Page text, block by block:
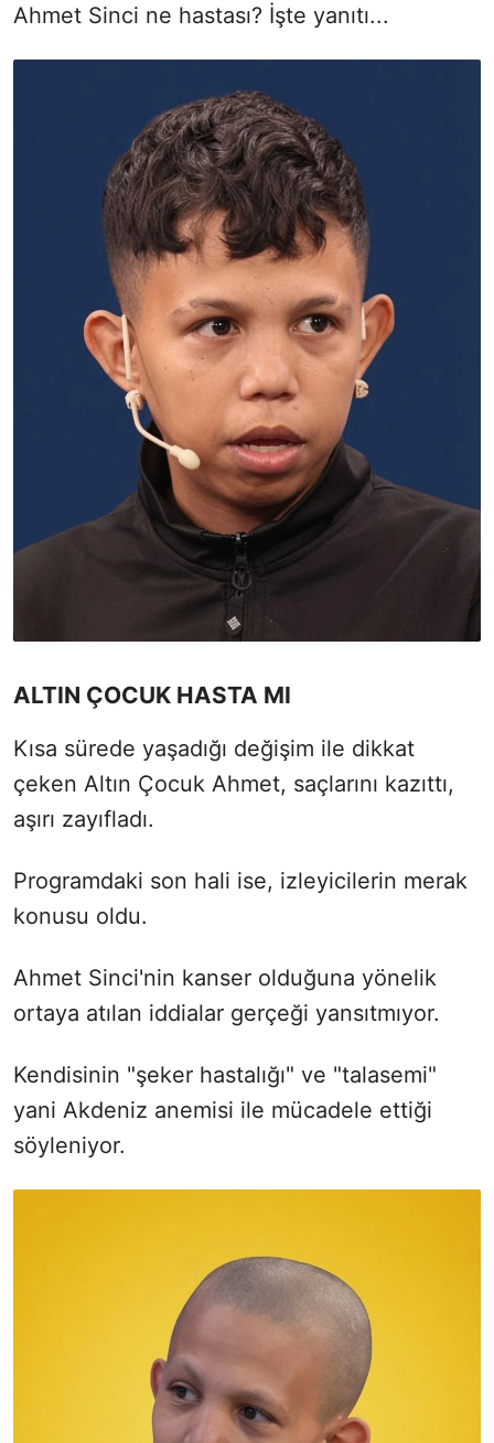
Ahmet Sinci ne hastası? İşte yanıtı...
ALTIN ÇOCUK HASTA MI
Kısa sürede yaşadığı değişim ile dikkat
çeken Altın Çocuk Ahmet, saçlarını kazıttı,
aşırı zayıfladı.
Programdaki son hali ise, izleyicilerin merak
konusu oldu.
Ahmet Sinci'nin kanser olduğuna yönelik
ortaya atılan iddialar gerçeği yansıtmıyor.
Kendisinin "şeker hastalığı" ve "talasemi"
yani Akdeniz anemisi ile mücadele ettiği
söyleniyor.